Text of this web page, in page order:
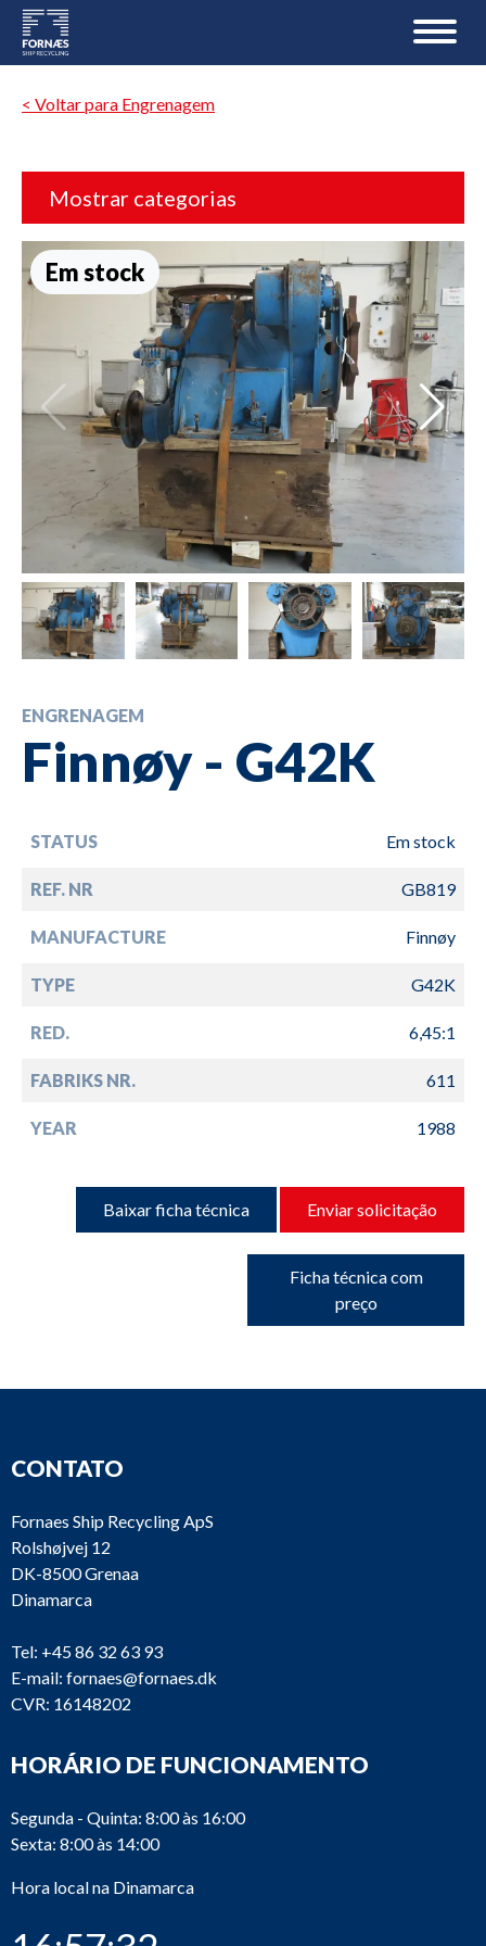
< Voltar para Engrenagem
Mostrar categorias
Em stock
ENGRENAGEM
Finnøy - G42K
STATUS Em stock
REF. NR GB819
MANUFACTURE Finnøy
TYPE G42K
RED. 6,45:1
FABRIKS NR. 611
YEAR 1988
Baixar ficha técnica Enviar solicitação
Ficha técnica com
preço
CONTATO
Fornaes Ship Recycling ApS
Rolshøjvej 12
DK-8500 Grenaa
Dinamarca
Tel: +45 86 32 63 93
E-mail: fornaes@fornaes.dk
CVR: 16148202
HORÁRIO DE FUNCIONAMENTO
Segunda - Quinta: 8:00 às 16:00
Sexta: 8:00 às 14:00
Hora local na Dinamarca